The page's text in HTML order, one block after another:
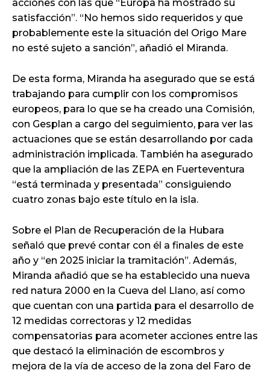
acciones con las que “Europa ha mostrado su
satisfacción”. “No hemos sido requeridos y que
probablemente este la situación del Origo Mare
no esté sujeto a sanción”, añadió el Miranda.
De esta forma, Miranda ha asegurado que se está
trabajando para cumplir con los compromisos
europeos, para lo que se ha creado una Comisión,
con Gesplan a cargo del seguimiento, para ver las
actuaciones que se están desarrollando por cada
administración implicada. También ha asegurado
que la ampliación de las ZEPA en Fuerteventura
“está terminada y presentada” consiguiendo
cuatro zonas bajo este título en la isla.
Sobre el Plan de Recuperación de la Hubara
señaló que prevé contar con él a finales de este
año y “en 2025 iniciar la tramitación”. Además,
Miranda añadió que se ha establecido una nueva
red natura 2000 en la Cueva del Llano, así como
que cuentan con una partida para el desarrollo de
12 medidas correctoras y 12 medidas
compensatorias para acometer acciones entre las
que destacó la eliminación de escombros y
mejora de la vía de acceso de la zona del Faro de